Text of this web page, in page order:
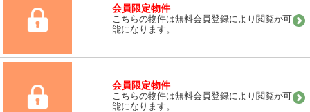
会員限定物件
こちらの物件は無料会員登録により閲覧が可
能になります。
会員限定物件
こちらの物件は無料会員登録により閲覧が可
能になります。